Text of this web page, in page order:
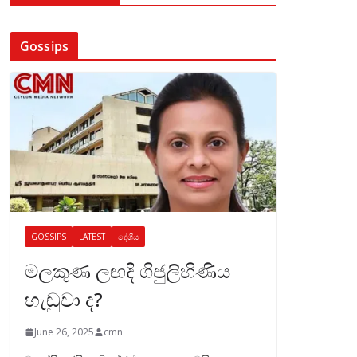
Gossips
GOSSIPS LATEST දේශීය
මලකුණ ලඟදි ගිජුලිහිණිය
හැඬුවා ද?
June 26, 2025 cmn